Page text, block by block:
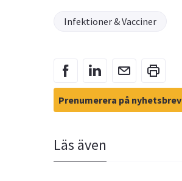
Infektioner & Vacciner
Prenumerera på nyhetsbrev
Läs även